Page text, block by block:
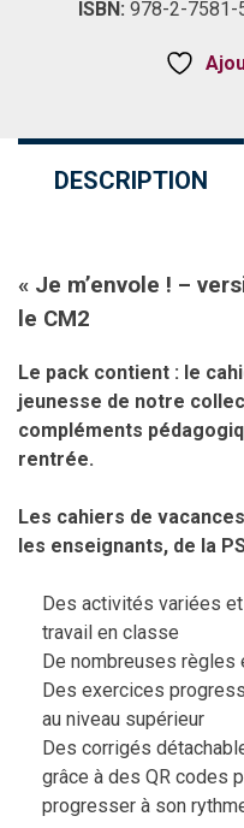
ISBN: 978-2-7581-
DESCRIPTION
« Je m’envole ! –
le CM2
Le pack contient : le
jeunesse de notre
compléments
rentrée.
Les cahiers de
les enseignants, de la
Des activités variées
travail en classe
De nombreuses règles
Des exercices
au niveau supérieur
Des corrigés
grâce à des QR codes
progresser à son